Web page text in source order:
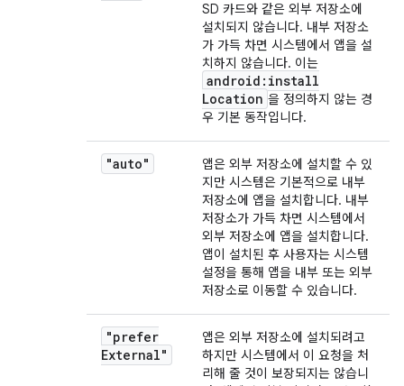
SD 카드와 같은 외부 저장소에
설치되지 않습니다. 내부 저장소
가 가득 차면 시스템에서 앱을 설
치하지 않습니다. 이는
android:install
Location 을 정의하지 않는 경
우 기본 동작입니다.
"auto"
앱은 외부 저장소에 설치할 수 있
지만 시스템은 기본적으로 내부
저장소에 앱을 설치합니다. 내부
저장소가 가득 차면 시스템에서
외부 저장소에 앱을 설치합니다.
앱이 설치된 후 사용자는 시스템
설정을 통해 앱을 내부 또는 외부
저장소로 이동할 수 있습니다.
"prefer
External"
앱은 외부 저장소에 설치되려고
하지만 시스템에서 이 요청을 처
리해 줄 것이 보장되지는 않습니